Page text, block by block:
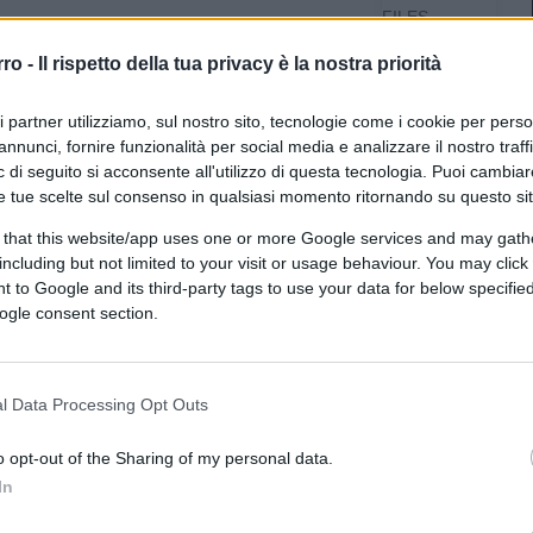
- Il rispetto della tua privacy è la nostra priorità
partner utilizziamo, sul nostro sito, tecnologie come i cookie per
fornire funzionalità per social media e analizzare il nostro
di seguito si acconsente all'utilizzo di questa tecnologia. Puoi
tue scelte sul consenso in qualsiasi momento ritornando su questo
that this website/app uses one or more Google services and may
but not limited to your visit or usage behaviour. You may
to Google and its third-party tags to use your data for below
consent section.
Data Processing Opt Outs
opt-out of the Sharing of my personal data.
FILES
DI CAPANEO,
SPIACENTE E
A LI NIMICI
SUI
IN COLD
BLOOD
L’ALTRA
FACCIA DEL
LUNEDÌ
sola.
allo sbando.
alla fame.